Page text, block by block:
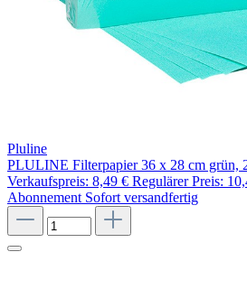
Pluline
PLULINE Filterpapier 36 x 28 cm grün,
Verkaufspreis: 8,49 € Regulärer Preis:
Abonnement Sofort versandfertig